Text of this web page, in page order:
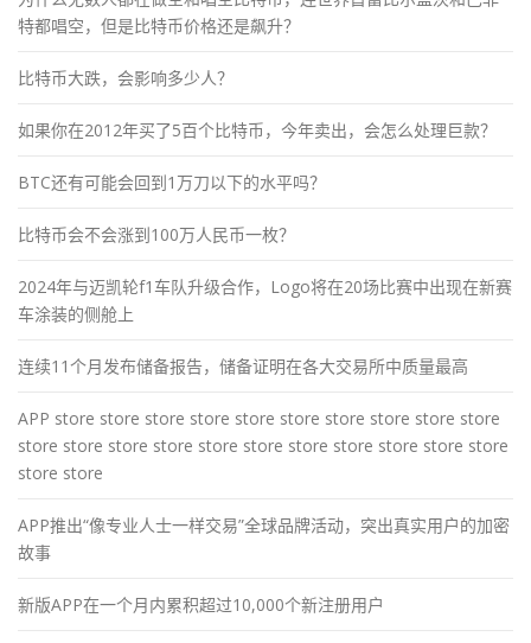
特都唱空，但是比特币价格还是飙升？
比特币大跌，会影响多少人？
如果你在2012年买了5百个比特币，今年卖出，会怎么处理巨款？
BTC还有可能会回到1万刀以下的水平吗？
比特币会不会涨到100万人民币一枚？
2024年与迈凯轮f1车队升级合作，Logo将在20场比赛中出现在新赛
车涂装的侧舱上
连续11个月发布储备报告，储备证明在各大交易所中质量最高
APP store store store store store store store store store store
store store store store store store store store store store store
store store
APP推出“像专业人士一样交易”全球品牌活动，突出真实用户的加密
故事
新版APP在一个月内累积超过10,000个新注册用户